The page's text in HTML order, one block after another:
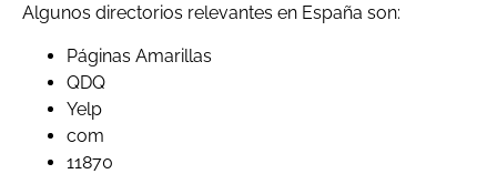
Algunos directorios relevantes en España son:
Páginas Amarillas
QDQ
Yelp
com
11870